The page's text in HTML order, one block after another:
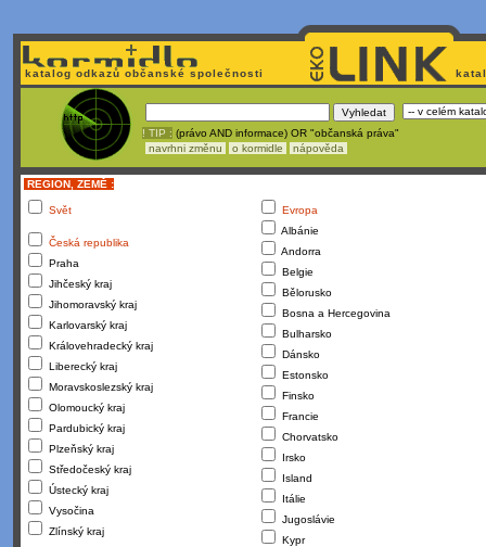
katalog odkazů občanské společnosti
! TIP : (právo AND informace) OR "občanská práva"
navrhni změnu
o kormidle nápověda
REGION, ZEMĚ :
Svět
Česká republika
Praha
Jihčeský kraj
Jihomoravský kraj
Karlovarský kraj
Královehradecký kraj
Liberecký kraj
Moravskoslezský kraj
Olomoucký kraj
Pardubický kraj
Plzeňský kraj
Středočeský kraj
Ústecký kraj
Vysočina
Zlínský kraj
Evropa
Albánie
Andorra
Belgie
Bělorusko
Bosna a Hercegovina
Bulharsko
Dánsko
Estonsko
Finsko
Francie
Chorvatsko
Irsko
Island
Itálie
Jugoslávie
Kypr